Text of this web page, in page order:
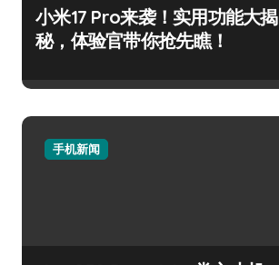
小米17 Pro来袭！实用功能大揭
秘，体验官带你抢先瞧！
手机新闻